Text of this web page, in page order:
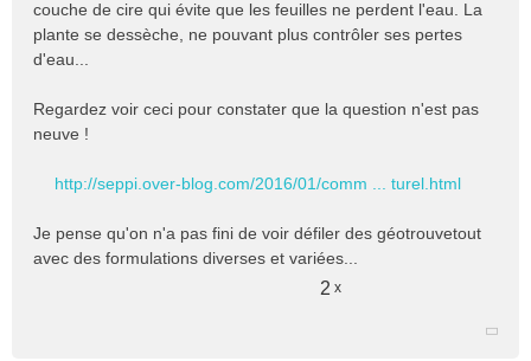
u
couche de cire qui évite que les feuilles ne perdent l'eau. La
plante se dessèche, ne pouvant plus contrôler ses pertes
d'eau...
Regardez voir ceci pour constater que la question n'est pas
neuve !
http://seppi.over-blog.com/2016/01/comm ... turel.html
Je pense qu'on n'a pas fini de voir défiler des géotrouvetout
avec des formulations diverses et variées...
2 x